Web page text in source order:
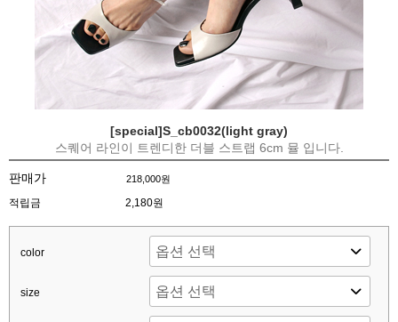
[special]S_cb0032(light gray)
스퀘어 라인이 트렌디한 더블 스트랩 6cm 뮬 입니다.
판매가 218,000원
적립금 2,180원
color
size